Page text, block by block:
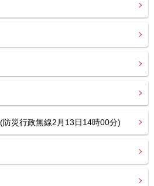
災行政無線2月13日14時00分)